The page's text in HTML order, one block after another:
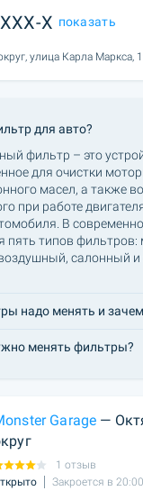
X показать
улица Карла Маркса,
для авто?
фильтр – это
для очистки
масел, а также
при работе
В
пять типов
салонный и
надо менять и
менять фильтры?
Garage —
1 отзыв
Закроется в 20:00